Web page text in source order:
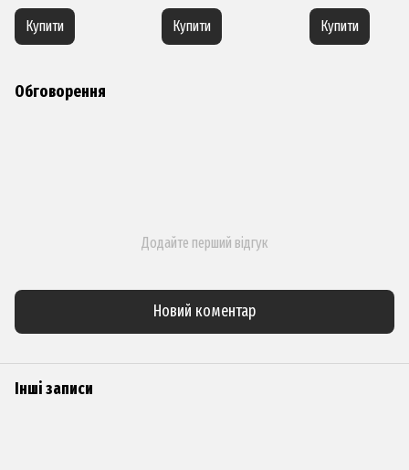
Купити Купити Купити
Обговорення
Додайте перший відгук
Новий коментар
Інші записи